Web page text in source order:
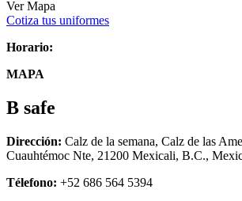
Ver Mapa
Cotiza tus uniformes
Horario:
MAPA
B safe
Dirección: Calz de la semana, Calz de las
Cuauhtémoc Nte, 21200 Mexicali, B.C.,
Télefono: +52 686 564 5394